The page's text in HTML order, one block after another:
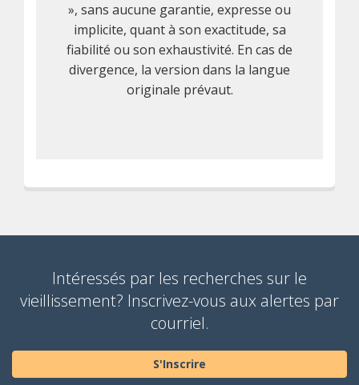
», sans aucune garantie, expresse ou
implicite, quant à son exactitude, sa
fiabilité ou son exhaustivité. En cas de
divergence, la version dans la langue
originale prévaut.
Intéressés par les recherches sur le
vieillissement? Inscrivez-vous aux alertes par
courriel.
S'Inscrire